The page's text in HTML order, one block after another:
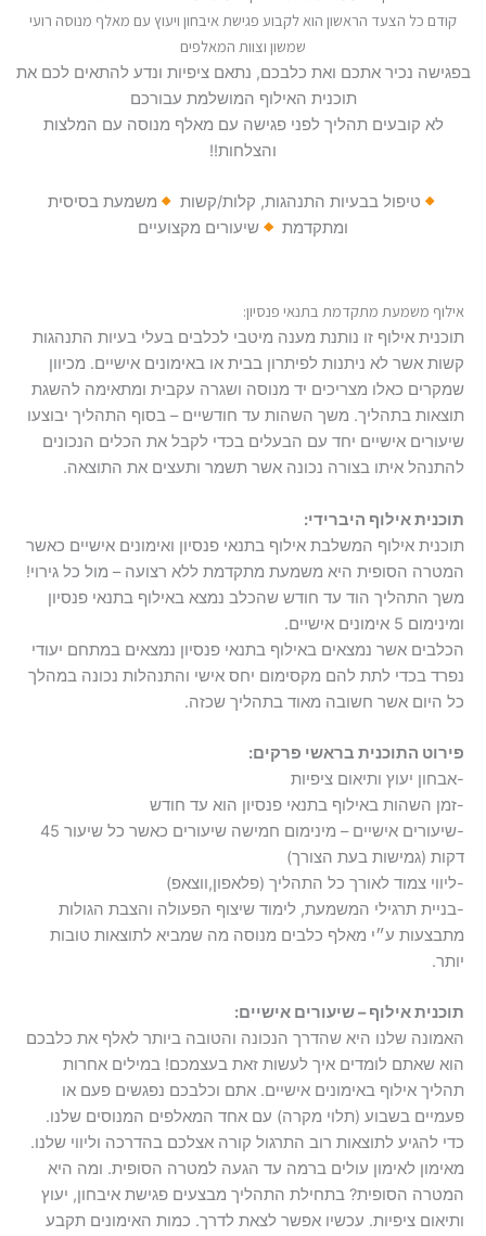
קודם כל הצעד הראשון הוא לקבוע פגישת איבחון ויעוץ עם מאלף מנוסה רועי
שמשון וצוות המאלפים
בפגישה נכיר אתכם ואת כלבכם, נתאם ציפיות ונדע להתאים לכם את
תוכנית האילוף המושלמת עבורכם
לא קובעים תהליך לפני פגישה עם מאלף מנוסה עם המלצות
והצלחות!!
טיפול בבעיות התנהגות, קלות/קשות
משמעת בסיסית
ומתקדמת
שיעורים מקצועיים
אילוף משמעת מתקדמת בתנאי פנסיון:
תוכנית אילוף זו נותנת מענה מיטבי לכלבים בעלי בעיות התנהגות
קשות אשר לא ניתנות לפיתרון בבית או באימונים אישיים. מכיוון
שמקרים כאלו מצריכים יד מנוסה ושגרה עקבית ומתאימה להשגת
תוצאות בתהליך. משך השהות עד חודשיים – בסוף התהליך יבוצעו
שיעורים אישיים יחד עם הבעלים בכדי לקבל את הכלים הנכונים
להתנהל איתו בצורה נכונה אשר תשמר ותעצים את התוצאה.
תוכנית אילוף היברידי:
תוכנית אילוף המשלבת אילוף בתנאי פנסיון ואימונים אישיים כאשר
המטרה הסופית היא משמעת מתקדמת ללא רצועה – מול כל גירוי!
משך התהליך הוד עד חודש שהכלב נמצא באילוף בתנאי פנסיון
ומינימום 5 אימונים אישיים.
הכלבים אשר נמצאים באילוף בתנאי פנסיון נמצאים במתחם יעודי
נפרד בכדי לתת להם מקסימום יחס אישי והתנהלות נכונה במהלך
כל היום אשר חשובה מאוד בתהליך שכזה.
פירוט התוכנית בראשי פרקים:
-אבחון יעוץ ותיאום ציפיות
-זמן השהות באילוף בתנאי פנסיון הוא עד חודש
-שיעורים אישיים – מינימום חמישה שיעורים כאשר כל שיעור 45
דקות (גמישות בעת הצורך)
-ליווי צמוד לאורך כל התהליך (פלאפון,ווצאפ)
-בניית תרגילי המשמעת, לימוד שיצוף הפעולה והצבת הגולות
מתבצעות ע״י מאלף כלבים מנוסה מה שמביא לתוצאות טובות
יותר.
תוכנית אילוף – שיעורים אישיים:
האמונה שלנו היא שהדרך הנכונה והטובה ביותר לאלף את כלבכם
הוא שאתם לומדים איך לעשות זאת בעצמכם! במילים אחרות
תהליך אילוף באימונים אישיים. אתם וכלבכם נפגשים פעם או
פעמיים בשבוע (תלוי מקרה) עם אחד המאלפים המנוסים שלנו.
כדי להגיע לתוצאות רוב התרגול קורה אצלכם בהדרכה וליווי שלנו.
מאימון לאימון עולים ברמה עד הגעה למטרה הסופית. ומה היא
המטרה הסופית? בתחילת התהליך מבצעים פגישת איבחון, יעוץ
ותיאום ציפיות. עכשיו אפשר לצאת לדרך. כמות האימונים תקבע